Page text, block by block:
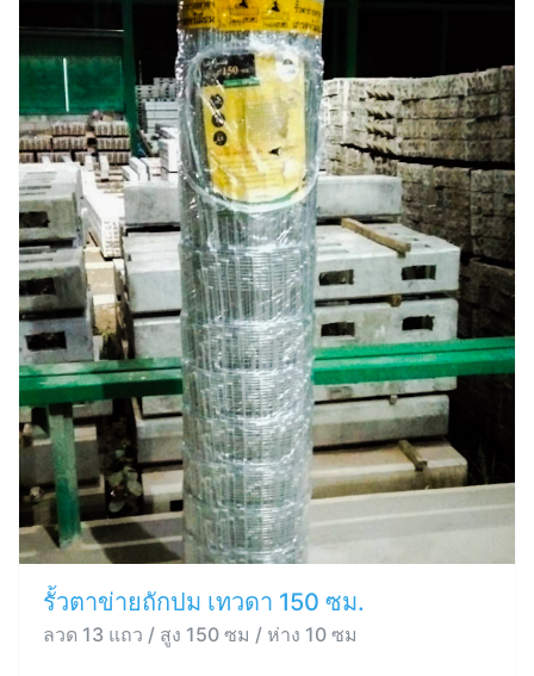
รั้วตาข่ายถักปม เทวดา 150 ซม.
ลวด 13 แถว / สูง 150 ซม / ห่าง 10 ซม